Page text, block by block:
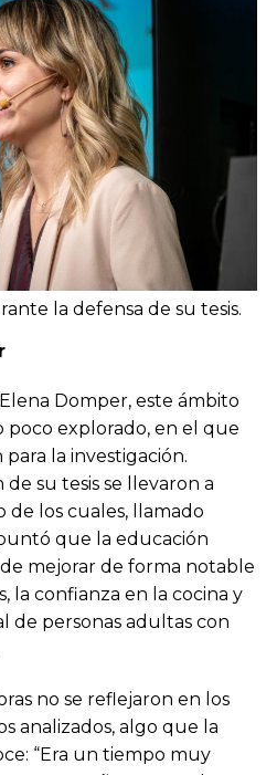
la defensa de su tesis.
Domper, este ámbito
explorado, en el que
la investigación.
su tesis se llevaron a
de los cuales, llamado
que la educación
mejorar de forma notable
la confianza en la cocina y
de personas adultas con
no se reflejaron en los
analizados, algo que la
“Era un tiempo muy